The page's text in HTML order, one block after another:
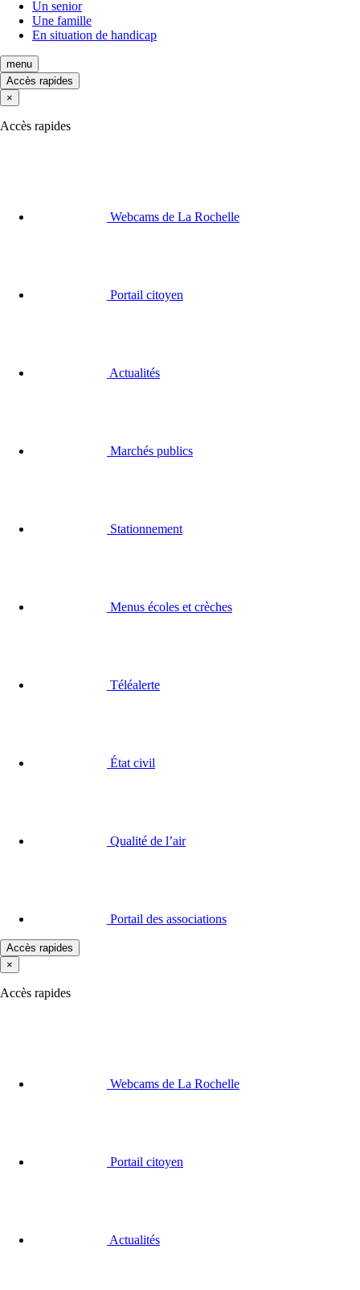
Un senior
Une famille
En situation de handicap
menu
Accès rapides
×
Accès rapides
Webcams de La Rochelle
Portail citoyen
Actualités
Marchés publics
Stationnement
Menus écoles et crèches
Téléalerte
État civil
Qualité de l’air
Portail des associations
Accès rapides
×
Accès rapides
Webcams de La Rochelle
Portail citoyen
Actualités